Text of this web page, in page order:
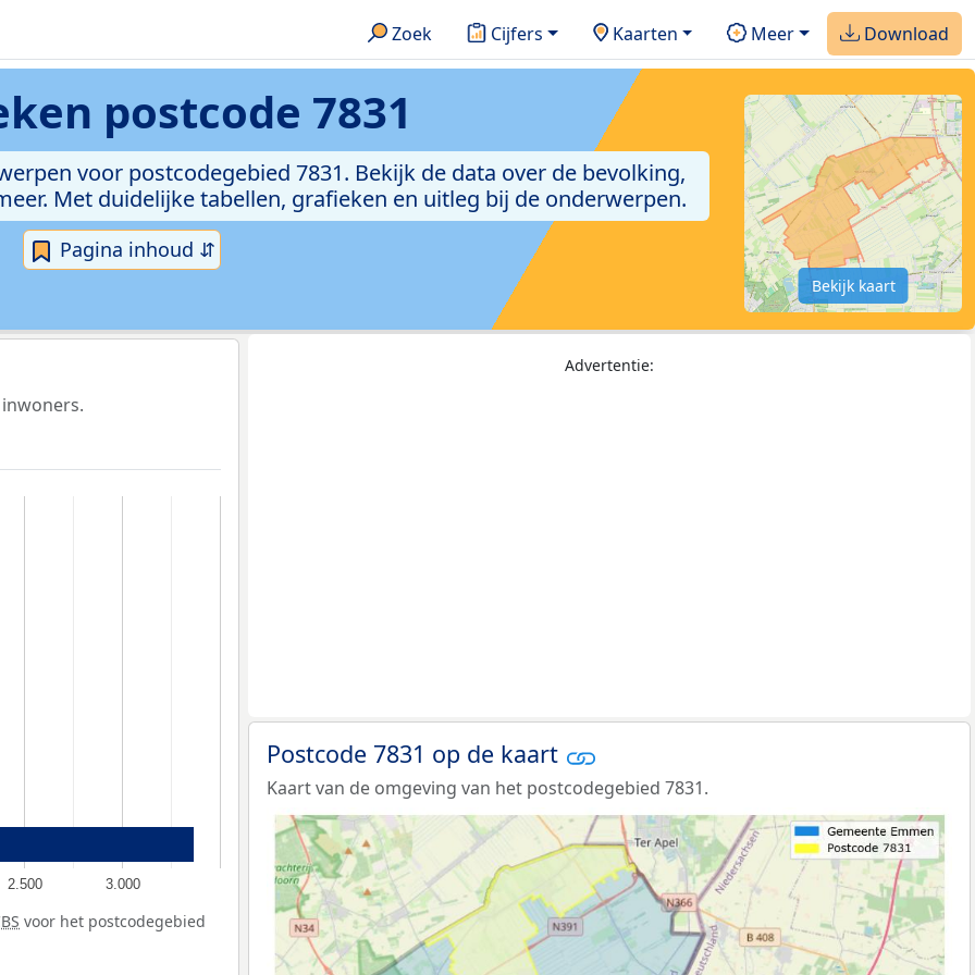
Zoek Cijfers Kaarten Meer Download
postcode 7831
voor postcodegebied 7831. Bekijk de data over de bevolking,
Met duidelijke tabellen, grafieken en uitleg bij de onderwerpen.
Pagina inhoud ⇵
Bekijk kaart
2.500 3.000
voor het postcodegebied
Advertentie:
Postcode 7831 op de kaart
Kaart van de omgeving van het postcodegebied 7831.